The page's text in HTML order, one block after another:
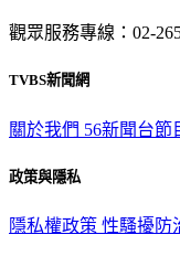
觀眾服務專線：02-
TVBS新聞網
關於我們 56新聞台節
政策與隱私
隱私權政策 性騷擾防